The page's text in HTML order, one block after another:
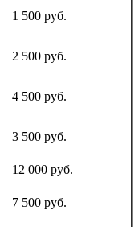
1 500 руб.
2 500 руб.
4 500 руб.
3 500 руб.
12 000 руб.
7 500 руб.